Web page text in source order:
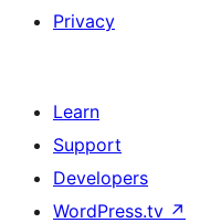
Privacy
Learn
Support
Developers
WordPress.tv ↗